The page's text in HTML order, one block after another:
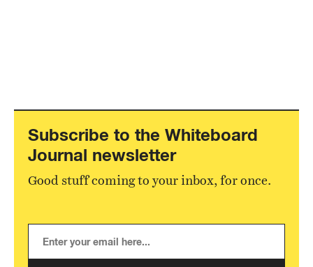
Subscribe to the Whiteboard
Journal newsletter
Good stuff coming to your inbox, for once.